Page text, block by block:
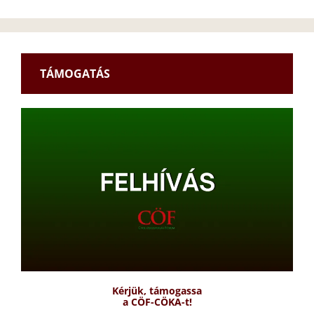
TÁMOGATÁS
Kérjük, támogassa
a CÖF-CÖKA-t!